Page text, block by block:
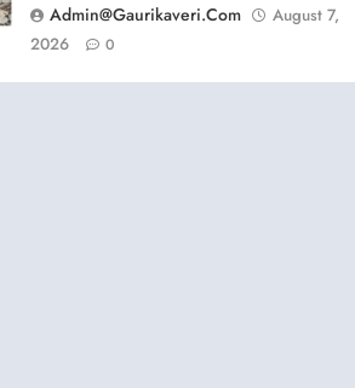
Admin@gaurikaveri.com
August 7,
2026
0